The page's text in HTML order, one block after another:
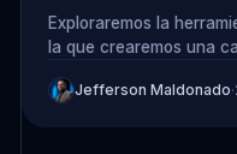
Exploraremos la
la que crearemos una
Jefferson Maldonado·